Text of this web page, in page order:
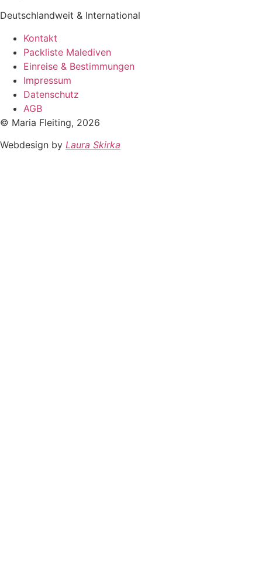
Deutschlandweit & International
Kontakt
Packliste Malediven
Einreise & Bestimmungen
Impressum
Datenschutz
AGB
© Maria Fleiting, 2026
Webdesign by Laura Skirka